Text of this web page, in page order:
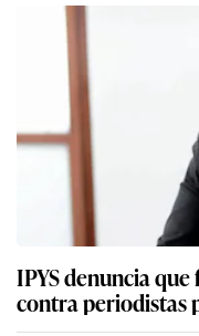
IPYS denuncia
contra periodistas